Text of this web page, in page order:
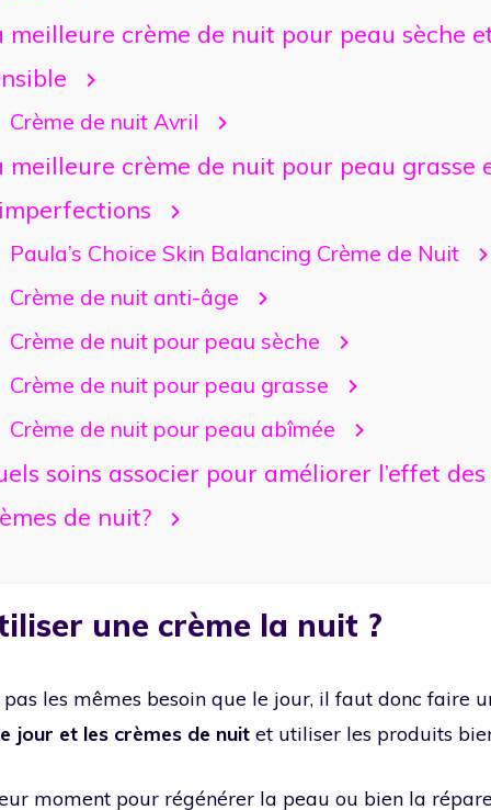
meilleure crème de nuit pour peau sèche
Crème de nuit Avril
meilleure crème de nuit pour peau grasse
Paula’s Choice Skin Balancing Crème de Nuit
Crème de nuit anti-âge
Crème de nuit pour peau sèche
Crème de nuit pour peau grasse
Crème de nuit pour peau abîmée
soins associer pour améliorer l’effet des
de nuit?
une crème la nuit ?
pas les mêmes besoin que le jour, il faut donc faire
jour et les crèmes de nuit et utiliser les produits
moment pour régénérer la peau ou bien la